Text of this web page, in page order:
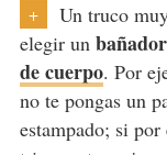
+
Un truco
elegir un
de cuerpo. Por
no te pongas un
estampado; si